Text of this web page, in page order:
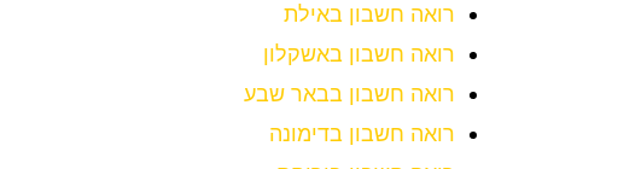
רואה חשבון באילת
רואה חשבון באשקלון
רואה חשבון בבאר שבע
רואה חשבון בדימונה